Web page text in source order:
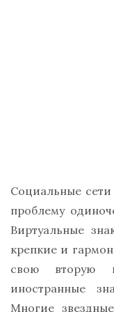
Социальные
проблему
Виртуальные
крепкие и
свою вторую
иностранные
Многие